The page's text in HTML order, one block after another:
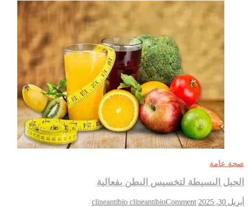
بطرق
صحية
صحة عامة
الحيل البسيطة لتخسيس البطن بفعالية
أبريل 30, 2025 clineantibio clineantibioComment
on